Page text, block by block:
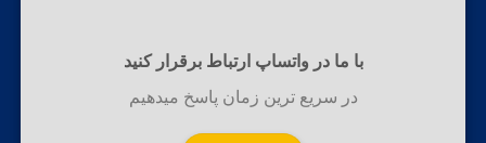
با ما در واتساپ ارتباط برقرار کنید
در سریع ترین زمان پاسخ میدهیم